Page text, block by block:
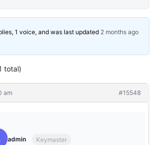
1 voice, and was last updated 2 months ago
total)
am #15548
admin Keymaster